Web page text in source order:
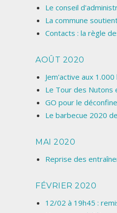
Le conseil
La commune
Contacts : la règle
AOÛT 2020
Jem'active aux
Le Tour des Nutons
GO pour le
Le barbecue 2020
MAI 2020
Reprise des
FÉVRIER 2020
12/02 à 19h45 :